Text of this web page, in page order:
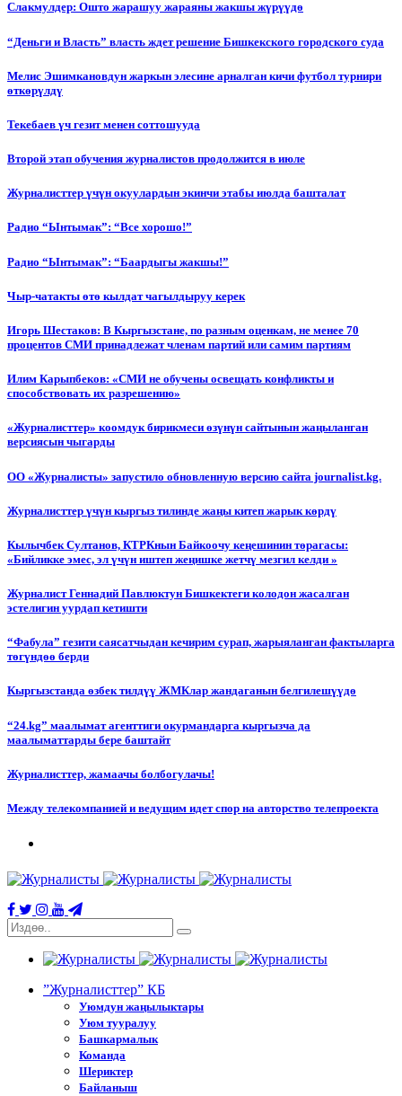
Слакмулдер: Ошто жарашуу жараяны жакшы жүрүүдө
“Деньги и Власть” власть ждет решение Бишкекского городского суда
Мелис Эшимкановдун жаркын элесине арналган кичи футбол турнири
өткөрүлдү
Текебаев үч гезит менен соттошууда
Второй этап обучения журналистов продолжится в июле
Журналисттер үчүн окуулардын экинчи этабы июлда башталат
Радио “Ынтымак”: “Все хорошо!”
Радио “Ынтымак”: “Баардыгы жакшы!”
Чыр-чатакты өтө кылдат чагылдыруу керек
Игорь Шестаков: В Кыргызстане, по разным оценкам, не менее 70
процентов СМИ принадлежат членам партий или самим партиям
Илим Карыпбеков: «СМИ не обучены освещать конфликты и
способствовать их разрешению»
«Журналисттер» коомдук бирикмеси өзүнүн сайтынын жаңыланган
версиясын чыгарды
ОО «Журналисты» запустило обновленную версию сайта journalist.kg.
Журналисттер үчүн кыргыз тилинде жаңы китеп жарык көрдү
Кылычбек Султанов, КТРКнын Байкоочу кеңешинин төрагасы:
«Бийликке эмес, эл үчүн иштеп жеңишке жетчү мезгил келди »
Журналист Геннадий Павлюктун Бишкектеги колодон жасалган
эстелигин уурдап кетишти
“Фабула” гезити саясатчыдан кечирим сурап, жарыяланган фактыларга
төгүндөө берди
Кыргызстанда өзбек тилдүү ЖМКлар жандаганын белгилешүүдө
“24.kg” маалымат агенттиги окурмандарга кыргызча да
маалыматтарды бере баштайт
Журналисттер, жамаачы болбогулачы!
Между телекомпанией и ведущим идет спор на авторство телепроекта
”Журналисттер” КБ
Уюмдун жаңылыктары
Уюм тууралуу
Башкармалык
Команда
Шериктер
Байланыш